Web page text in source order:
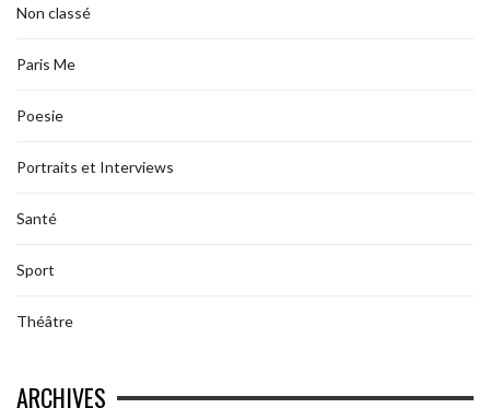
Non classé
Paris Me
Poesie
Portraits et Interviews
Santé
Sport
Théâtre
ARCHIVES